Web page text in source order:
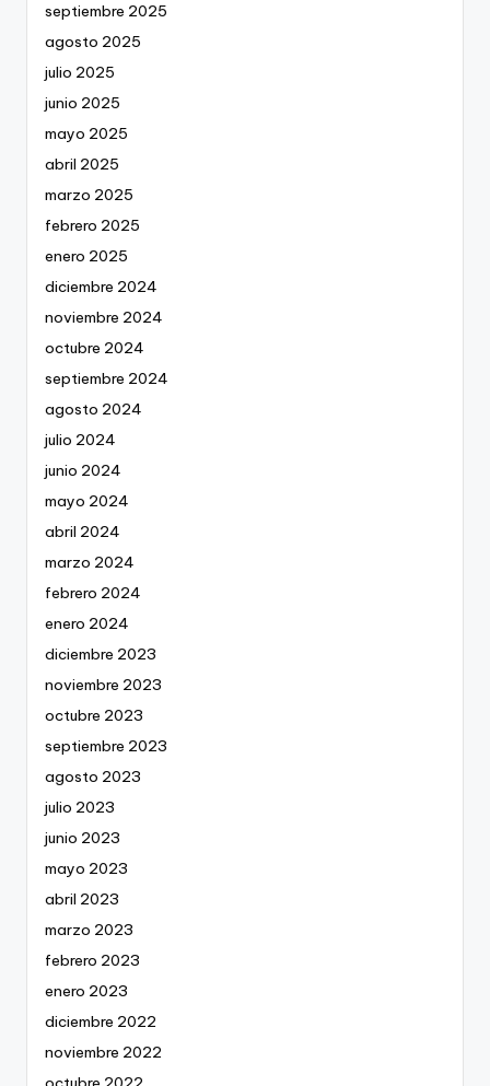
septiembre 2025
agosto 2025
julio 2025
junio 2025
mayo 2025
abril 2025
marzo 2025
febrero 2025
enero 2025
diciembre 2024
noviembre 2024
octubre 2024
septiembre 2024
agosto 2024
julio 2024
junio 2024
mayo 2024
abril 2024
marzo 2024
febrero 2024
enero 2024
diciembre 2023
noviembre 2023
octubre 2023
septiembre 2023
agosto 2023
julio 2023
junio 2023
mayo 2023
abril 2023
marzo 2023
febrero 2023
enero 2023
diciembre 2022
noviembre 2022